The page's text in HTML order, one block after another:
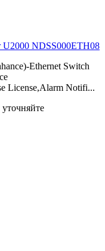
U2000 NDSS000ETH08
Ethernet Switch
License,Alarm Notifi...